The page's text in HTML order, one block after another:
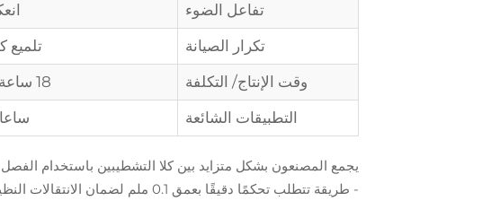
تفاعل الضوء
تكرار الصيانة
تلميع
وقت الإنتاج/ التكلفة
18 ساعة (+ 240%)
التطبيقات الشائعة
يجمع المصنعون بشكل متزايد بين كلا التشطيبين باستخدام
- طريقة تتطلب تحكمًا دقيقًا بعمق 0.1 ملم لضمان الانتقالات النظيفة.